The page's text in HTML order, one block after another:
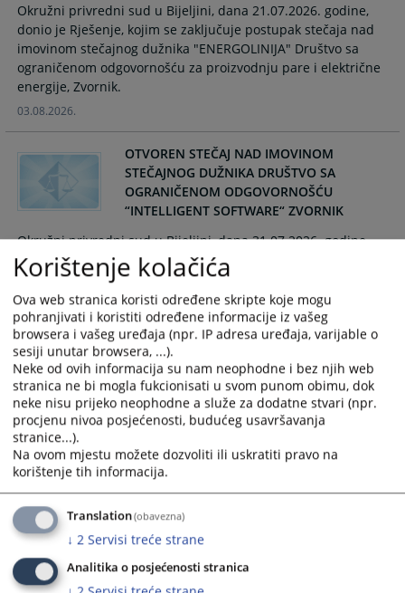
get
the
keyboard
shortcuts
for
changing
dates.
get
the
keyboard
shortcuts
dates.
Okružni privredni sud u Bijeljini, dana 21.07.2026. godine,
donio je Rješenje, kojim se zaključuje postupak stečaja nad
imovinom stečajnog dužnika "ENERGOLINIJA" Društvo sa
ograničenom odgovornošću za proizvodnju pare i električne
energije, Zvornik.
03.08.2026.
OTVOREN STEČAJ NAD IMOVINOM
STEČAJNOG DUŽNIKA DRUŠTVO SA
OGRANIČENOM ODGOVORNOŠĆU
“INTELLIGENT SOFTWARE“ ZVORNIK
Okružni privredni sud u Bijeljini, dana 31.07.2026. godine,
donio je Rješenje, kojim se otvara postupak stečaja nad
imovinom stečajnog dužnika Društvo sa ograničenom
odgovornošću "INTELLIGENT SOFTWARE" Zvornik.
31.07.2026.
RJEŠENJE O POKRETANJU PRETHODNOG
POSTUPKA
Okružni privredni sud u Bijeljini, dana 27.07.2026. godine, u
postupku za otvaranje stečaja nad dužnikom Društvo sa
ograničenom odgovornošću za proizvodnju, promet i usluge
"DACA GROUP" Zvornik, broj predmeta 59 0 St 042452 26 St,
donio je Rješenje kojim se pokreće prethodni postupak za
utvrđivanje uslova za otvaranje postupka stečaja.
27.07.2026.
Korištenje kolačića
Ova web stranica koristi određene skripte koje mogu
pohranjivati i koristiti određene informacije iz vašeg
browsera i vašeg uređaja (npr. IP adresa uređaja, varijable o
sesiji unutar browsera, ...).
Neke od ovih informacija su nam neophodne i bez njih web
stranica ne bi mogla fukcionisati u svom punom obimu, dok
neke nisu prijeko neophodne a služe za dodatne stvari (npr.
procjenu nivoa posjećenosti, budućeg usavršavanja
stranice...).
Na ovom mjestu možete dozvoliti ili uskratiti pravo na
korištenje tih informacija.
Translation(obavezna)
↓ 2 Servisi treće strane
Analitika o posjećenosti stranica